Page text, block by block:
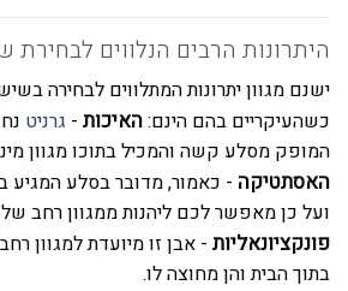
היתרונות הרבים הנלווים לבחירת
ישנם מגוון יתרונות המתלווים לבחירה
כשהעיקריים בהם הינם:האיכות - גרניט
המופק מסלע קשה והמכיל בתוכו מגוון
האסתטיקה - כאמור, מדובר בסלע המגיע
ועל כן מאפשר לכם ליהנות ממגוון רחב של
פונקציונאליות - אבן זו מיועדת למגוון
בתוך הבית והן מחוצה לו.